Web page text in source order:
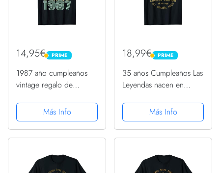
14,95€ PRIME
PRIME
1987 año cumpleaños
vintage regalo de
Más Info
18,99€ PRIME
PRIME
35 años Cumpleaños Las
Leyendas nacen en
CamisetaMás Info